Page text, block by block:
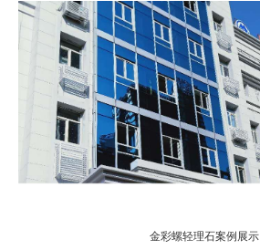
金彩螺轻理石案例展示